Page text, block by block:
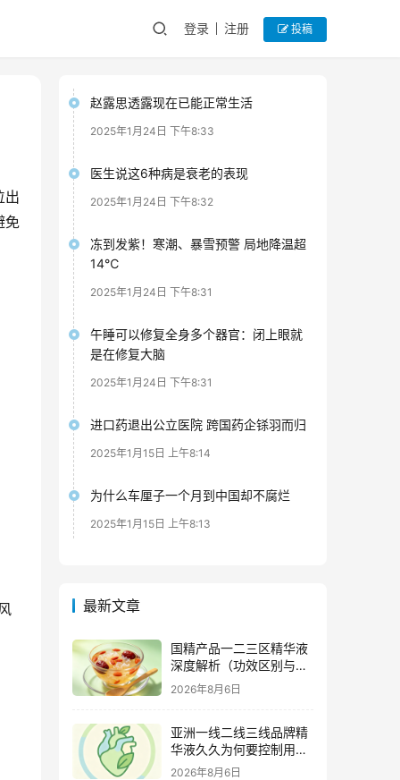
登录 注册 投稿
出
免
赵露思透露现在已能正常生活
2025年1月24日 下午8:33
医生说这6种病是衰老的表现
2025年1月24日 下午8:32
冻到发紫！寒潮、暴雪预警 局地降温超
14℃
2025年1月24日 下午8:31
午睡可以修复全身多个器官：闭上眼就
是在修复大脑
2025年1月24日 下午8:31
进口药退出公立医院 跨国药企铩羽而归
2025年1月15日 上午8:14
为什么车厘子一个月到中国却不腐烂
2025年1月15日 上午8:13
最新文章
国精产品一二三区精华液
深度解析（功效区别与适
用肤质全指南）
2026年8月6日
亚洲一线二线三线品牌精
华液久久为何要控制用量
（过度使用与皮肤负担的
2026年8月6日